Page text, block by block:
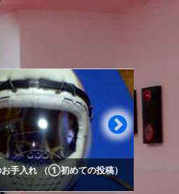
れ （①初めての投稿）